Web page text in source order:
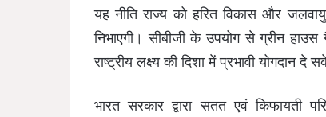
यह नीति राज्य को हरित विकास और
निभाएगी। सीबीजी के उपयोग से ग्रीन
राष्ट्रीय लक्ष्य की दिशा में प्रभावी योगदान दे
भारत सरकार द्वारा सतत एवं किफायती